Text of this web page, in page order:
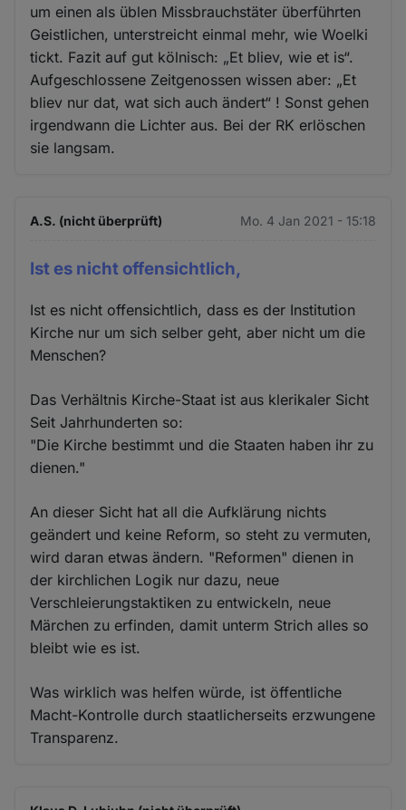
um einen als üblen Missbrauchstäter überführten
Geistlichen, unterstreicht einmal mehr, wie Woelki
tickt. Fazit auf gut kölnisch: „Et bliev, wie et is“.
Aufgeschlossene Zeitgenossen wissen aber: „Et
bliev nur dat, wat sich auch ändert“ ! Sonst gehen
irgendwann die Lichter aus. Bei der RK erlöschen
sie langsam.
A.S. (nicht überprüft) Mo. 4 Jan 2021 - 15:18
Ist es nicht offensichtlich,
Ist es nicht offensichtlich, dass es der Institution
Kirche nur um sich selber geht, aber nicht um die
Menschen?
Das Verhältnis Kirche-Staat ist aus klerikaler Sicht
Seit Jahrhunderten so:
"Die Kirche bestimmt und die Staaten haben ihr zu
dienen."
An dieser Sicht hat all die Aufklärung nichts
geändert und keine Reform, so steht zu vermuten,
wird daran etwas ändern. "Reformen" dienen in
der kirchlichen Logik nur dazu, neue
Verschleierungstaktiken zu entwickeln, neue
Märchen zu erfinden, damit unterm Strich alles so
bleibt wie es ist.
Was wirklich was helfen würde, ist öffentliche
Macht-Kontrolle durch staatlicherseits erzwungene
Transparenz.